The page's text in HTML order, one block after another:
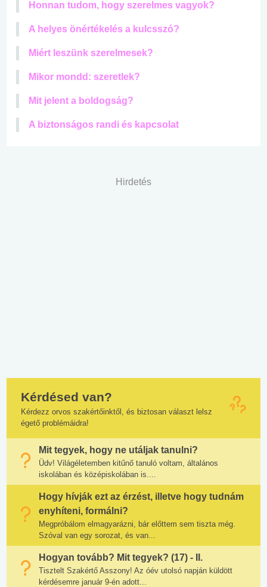
Honnan tudom, hogy szerelmes vagyok?
A helyes önértékelés a kulcsszó?
Miért leszünk szerelmesek?
Mikor mondd: szeretlek?
Mit jelent a boldogság?
A biztonságos randi és kapcsolat
Hirdetés
Kérdésed van?
Kérdezz orvos szakértőinktől, és biztosan választ lelsz
égető problémáidra!
Mit tegyek, hogy ne utáljak tanulni?
Üdv! Világéletemben kitűnő tanuló voltam, általános
iskolában és középiskolában is....
Hogy hívják ezt az érzést, illetve hogy tudnám
enyhíteni, formálni?
Megpróbálom elmagyarázni, bár előttem sem tiszta még.
Szóval van egy sorozat, és van...
Hogyan tovább? Mit tegyek? (17) - II.
Tisztelt Szakértő Asszony! Az óév utolsó napján küldött
kérdésemre január 9-én adott...